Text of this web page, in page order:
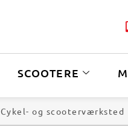
SCOOTERE
Cykel- og scooterværksted